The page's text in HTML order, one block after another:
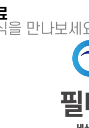
을 만나보세